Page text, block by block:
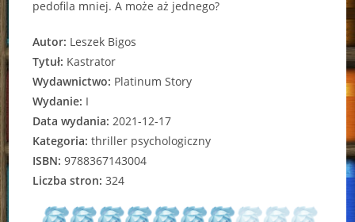
pedofila mniej. A może aż jednego?
Autor: Leszek Bigos
Tytuł: Kastrator
Wydawnictwo: Platinum Story
Wydanie: I
Data wydania: 2021-12-17
Kategoria: thriller psychologiczny
ISBN: 9788367143004
Liczba stron: 324